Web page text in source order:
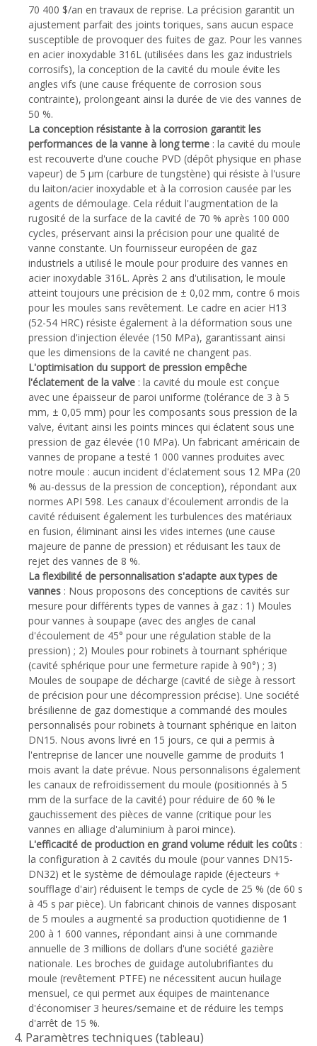
70 400 $/an en travaux de reprise. La précision garantit un
ajustement parfait des joints toriques, sans aucun espace
susceptible de provoquer des fuites de gaz. Pour les vannes
en acier inoxydable 316L (utilisées dans les gaz industriels
corrosifs), la conception de la cavité du moule évite les
angles vifs (une cause fréquente de corrosion sous
contrainte), prolongeant ainsi la durée de vie des vannes de
50 %.
La conception résistante à la corrosion garantit les
performances de la vanne à long terme : la cavité du moule
est recouverte d'une couche PVD (dépôt physique en phase
vapeur) de 5 μm (carbure de tungstène) qui résiste à l'usure
du laiton/acier inoxydable et à la corrosion causée par les
agents de démoulage. Cela réduit l'augmentation de la
rugosité de la surface de la cavité de 70 % après 100 000
cycles, préservant ainsi la précision pour une qualité de
vanne constante. Un fournisseur européen de gaz
industriels a utilisé le moule pour produire des vannes en
acier inoxydable 316L. Après 2 ans d'utilisation, le moule
atteint toujours une précision de ± 0,02 mm, contre 6 mois
pour les moules sans revêtement. Le cadre en acier H13
(52-54 HRC) résiste également à la déformation sous une
pression d'injection élevée (150 MPa), garantissant ainsi
que les dimensions de la cavité ne changent pas.
L'optimisation du support de pression empêche
l'éclatement de la valve : la cavité du moule est conçue
avec une épaisseur de paroi uniforme (tolérance de 3 à 5
mm, ± 0,05 mm) pour les composants sous pression de la
valve, évitant ainsi les points minces qui éclatent sous une
pression de gaz élevée (10 MPa). Un fabricant américain de
vannes de propane a testé 1 000 vannes produites avec
notre moule : aucun incident d'éclatement sous 12 MPa (20
% au-dessus de la pression de conception), répondant aux
normes API 598. Les canaux d'écoulement arrondis de la
cavité réduisent également les turbulences des matériaux
en fusion, éliminant ainsi les vides internes (une cause
majeure de panne de pression) et réduisant les taux de
rejet des vannes de 8 %.
La flexibilité de personnalisation s'adapte aux types de
vannes : Nous proposons des conceptions de cavités sur
mesure pour différents types de vannes à gaz : 1) Moules
pour vannes à soupape (avec des angles de canal
d'écoulement de 45° pour une régulation stable de la
pression) ; 2) Moules pour robinets à tournant sphérique
(cavité sphérique pour une fermeture rapide à 90°) ; 3)
Moules de soupape de décharge (cavité de siège à ressort
de précision pour une décompression précise). Une société
brésilienne de gaz domestique a commandé des moules
personnalisés pour robinets à tournant sphérique en laiton
DN15. Nous avons livré en 15 jours, ce qui a permis à
l'entreprise de lancer une nouvelle gamme de produits 1
mois avant la date prévue. Nous personnalisons également
les canaux de refroidissement du moule (positionnés à 5
mm de la surface de la cavité) pour réduire de 60 % le
gauchissement des pièces de vanne (critique pour les
vannes en alliage d'aluminium à paroi mince).
L'efficacité de production en grand volume réduit les coûts :
la configuration à 2 cavités du moule (pour vannes DN15-
DN32) et le système de démoulage rapide (éjecteurs +
soufflage d'air) réduisent le temps de cycle de 25 % (de 60 s
à 45 s par pièce). Un fabricant chinois de vannes disposant
de 5 moules a augmenté sa production quotidienne de 1
200 à 1 600 vannes, répondant ainsi à une commande
annuelle de 3 millions de dollars d'une société gazière
nationale. Les broches de guidage autolubrifiantes du
moule (revêtement PTFE) ne nécessitent aucun huilage
mensuel, ce qui permet aux équipes de maintenance
d'économiser 3 heures/semaine et de réduire les temps
d'arrêt de 15 %.
4. Paramètres techniques (tableau)